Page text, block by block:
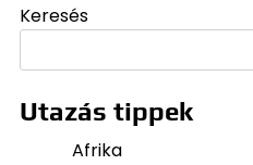
Keresés
Utazás tippek
Afrika